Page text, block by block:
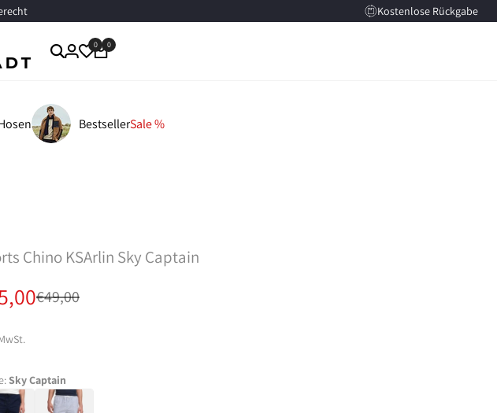
Kostenlose Rückgabe
0 0
BestsellerSale %
Chino KSArlin Sky Captain
Regulärer
€49,00
Sky Captain